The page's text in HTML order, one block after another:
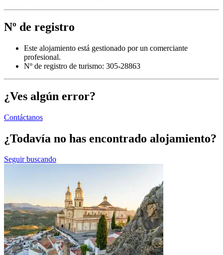
Nº de registro
Este alojamiento está gestionado por un comerciante
profesional.
Nº de registro de turismo: 305-28863
¿Ves algún error?
Contáctanos
¿Todavía no has encontrado alojamiento?
Seguir buscando